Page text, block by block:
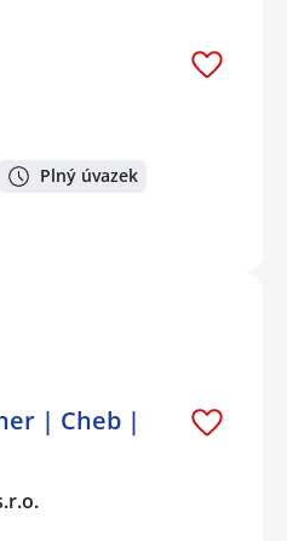
Plný úvazek
| Cheb |